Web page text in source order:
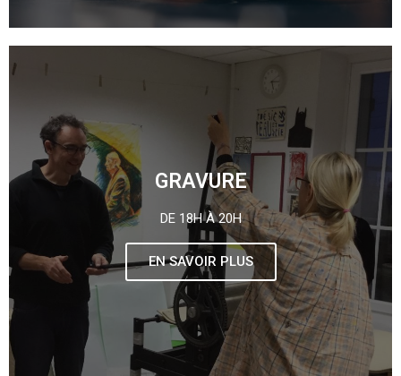
GRAVURE
DE 18H À 20H
EN SAVOIR PLUS